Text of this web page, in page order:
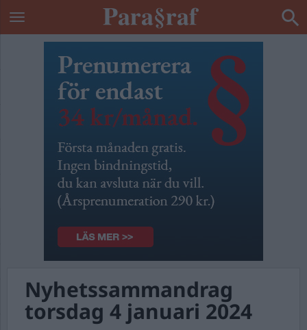
Nyhetssammandrag
torsdag 4 januari 2024